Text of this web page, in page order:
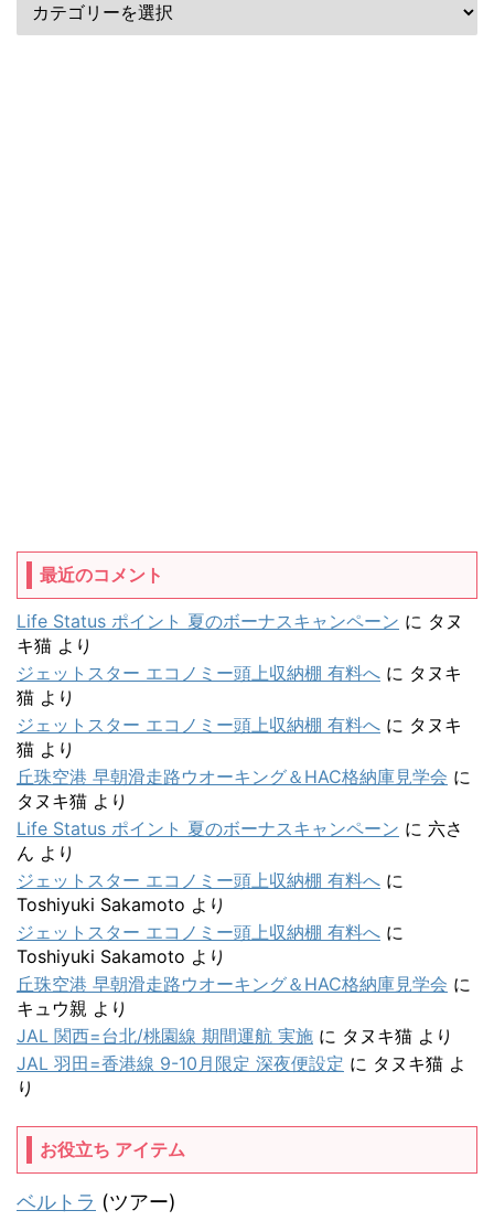
最近のコメント
Life Status ポイント 夏のボーナスキャンペーン に タヌ
キ猫 より
ジェットスター エコノミー頭上収納棚 有料へ に タヌキ
猫 より
ジェットスター エコノミー頭上収納棚 有料へ に タヌキ
猫 より
丘珠空港 早朝滑走路ウオーキング＆HAC格納庫見学会 に
タヌキ猫 より
Life Status ポイント 夏のボーナスキャンペーン に 六さ
ん より
ジェットスター エコノミー頭上収納棚 有料へ に
Toshiyuki Sakamoto より
ジェットスター エコノミー頭上収納棚 有料へ に
Toshiyuki Sakamoto より
丘珠空港 早朝滑走路ウオーキング＆HAC格納庫見学会 に
キュウ親 より
JAL 関西=台北/桃園線 期間運航 実施 に タヌキ猫 より
JAL 羽田=香港線 9-10月限定 深夜便設定 に タヌキ猫 よ
り
お役立ち アイテム
ベルトラ (ツアー)